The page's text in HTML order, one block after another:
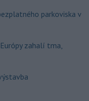
parkoviska v
zahalí tma,